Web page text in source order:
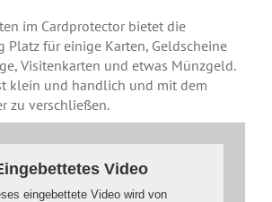
im Cardprotector bietet die
Platz für einige Karten, Geldscheine
Visitenkarten und etwas Münzgeld.
klein und handlich und mit dem
zu verschließen.
Video
eingebettete Video wird von